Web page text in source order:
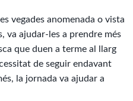
vegades anomenada o vista
va ajudar-les a prendre més
que duen a terme al llarg
de seguir endavant
la jornada va ajudar a